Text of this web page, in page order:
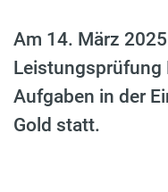
Am 14. März
Leistungsprüfung
Aufgaben in der
Gold statt.